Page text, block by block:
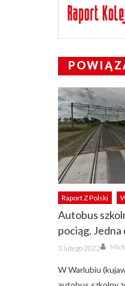
Raport Z Polski
Autobus
pociąg. Jedna
Posted
on
3 lutego 2022
W Warlubiu